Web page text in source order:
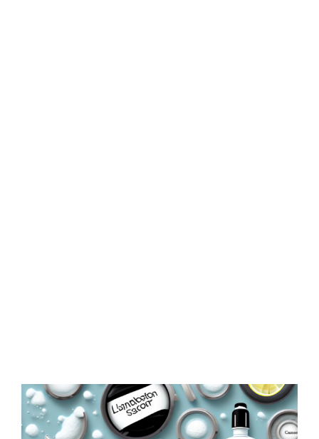
Zeige
grösseres
Bild